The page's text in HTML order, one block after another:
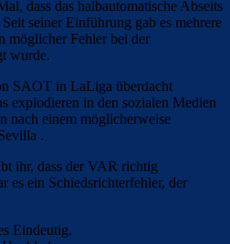
dass das halbautomatische Abseits
seiner Einführung gab es mehrere
möglicher Fehler bei der
wurde.
SAOT in LaLiga überdacht
explodieren in den sozialen Medien
nach einem möglicherweise
.
ihr, dass der VAR richtig
es ein Schiedsrichterfehler, der
Eindeutig.